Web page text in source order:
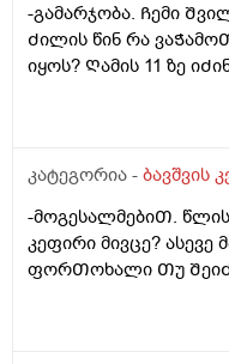
-გამარჯობა. Ჩემი
Ძილის წინ რა
იყოს? Ღამის 11 ზე
კატეგორია - ბავშვის
-მოგესალმებიᲗ.
კეფირი მივცე? ასევე
ფორᲗოხალი Თუ